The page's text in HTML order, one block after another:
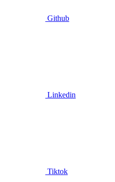
Github
Linkedin
Tiktok